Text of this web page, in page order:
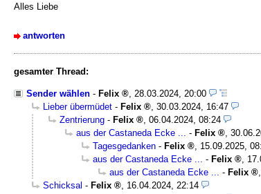
Alles Liebe
antworten
gesamter Thread:
Sender wählen - Felix
28.03.2024, 20:00
Lieber übermüdet - Felix
30.03.2024, 16:47
Zentrierung - Felix
06.04.2024, 08:24
aus der Castaneda Ecke ...
- Felix
Tagesgedanken - Felix
15.09.2025,
aus der Castaneda Ecke ...
- Felix
aus der Castaneda Ecke ...
- Felix
Schicksal - Felix
16.04.2024, 22:14